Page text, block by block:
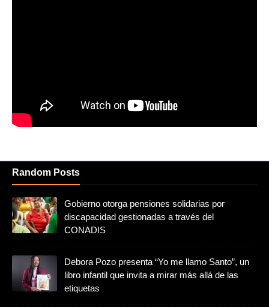
Random Posts
Gobierno otorga pensiones solidarias por
discapacidad gestionadas a través del
CONADIS
Debora Pozo presenta “Yo me llamo Santo”, un
libro infantil que invita a mirar más allá de las
etiquetas